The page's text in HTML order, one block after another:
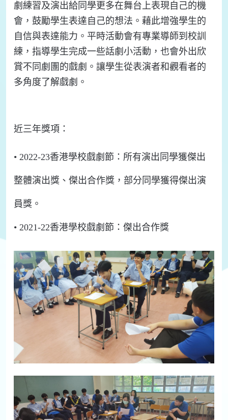
劇練習及演出給同學更多在舞台上表現自己的機
會， 鼓勵學生表達自己的想法。藉此增強學生的
自信與表達能力。平時活動會有專業導師到校訓
練，指導學生完成一些話劇小活動 ，也會外出欣
賞不同劇團的戲劇。讓學生從表演者和觀看者的
多角度了解戲劇。
近三年獎項：
• 2022-23香港學校戲劇節：所有演出同學獲傑出
整體演出獎 、 傑出合作獎，部分同學獲得傑出演
員獎。
• 2021-22香港學校戲劇節： 傑出合作獎